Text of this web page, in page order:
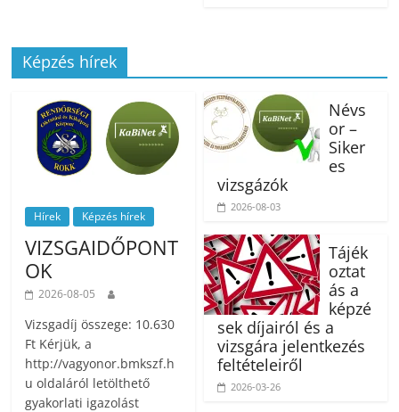
Képzés hírek
Hírek Képzés hírek
VIZSGAIDŐPONT
OK
2026-08-05
Vizsgadíj összege: 10.630
Ft Kérjük, a
http://vagyonor.bmkszf.h
u oldaláról letölthető
gyakorlati igazolást
Névs
or –
Siker
es
vizsgázók
2026-08-03
Tájék
oztat
ás a
képzé
sek díjairól és a
vizsgára jelentkezés
feltételeiről
2026-03-26